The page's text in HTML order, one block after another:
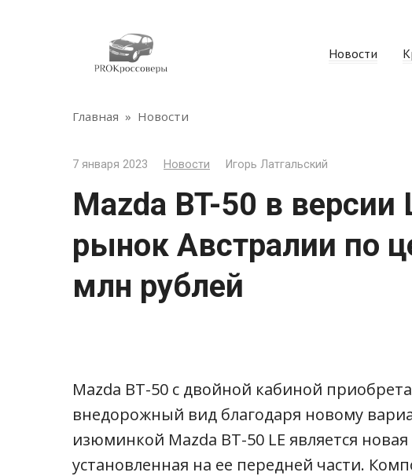
Новости
Главная » Новости
7 января 2023 Новости Игорь Латгальский
Mazda BT-50 в версии
рынок Австралии по
млн рублей
Mazda BT-50 с двойной кабиной
внедорожный вид благодаря новому
изюминкой Mazda BT-50 LE является новая
установленная на ее передней части.